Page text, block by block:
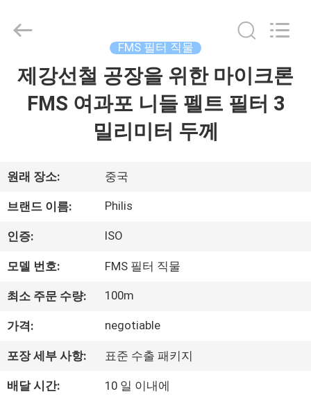
집
회
사
소
공
장
견
Hangzhou
Philis
FMS 필터 직물
제강선철 공장을 위한 마이크론
FMS 여과포 니들 펠트 필터 3
밀리미터 두께
원래 장소: 중국
브랜드 이름: Philis
인증: ISO
모델 번호: FMS 필터 직물
최소 주문 수량: 100m
가격: negotiable
포장 세부 사항: 표준 수출 패키지
배달 시간: 10 일 이내에